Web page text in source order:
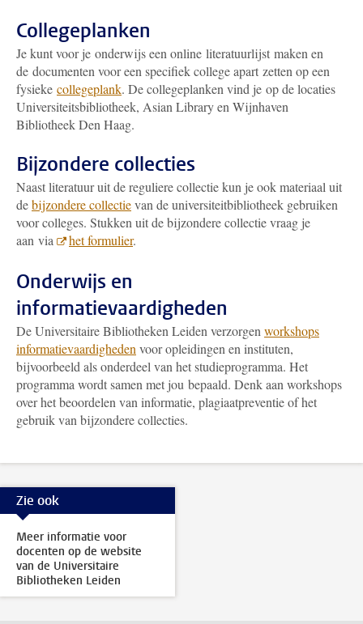
Collegeplanken
Je kunt voor je onderwijs een online literatuurlijst maken en
de documenten voor een specifiek college apart zetten op een
fysieke collegeplank. De collegeplanken vind je op de locaties
Universiteitsbibliotheek, Asian Library en Wijnhaven
Bibliotheek Den Haag.
Bijzondere collecties
Naast literatuur uit de reguliere collectie kun je ook materiaal uit
debijzondere collectievan de universiteitbibliotheek gebruiken
voor colleges. Stukken uit de bijzondere collectie vraag je
aan via
het formulier.
Onderwijs en
informatievaardigheden
De Universitaire Bibliotheken Leiden verzorgen workshops
informatievaardigheden voor opleidingen en instituten,
bijvoorbeeld als onderdeel van het studieprogramma. Het
programma wordt samen met jou bepaald. Denk aan workshops
over het beoordelen van informatie, plagiaatpreventie of het
gebruik van bijzondere collecties.
Zie ook
Meer informatie voor
docenten op de website
van de Universitaire
Bibliotheken Leiden